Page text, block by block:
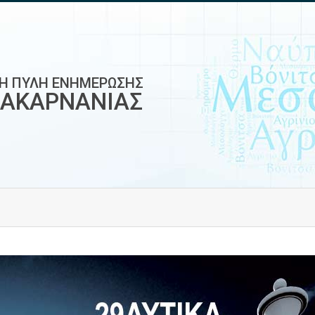
ΠΥΛΗ ΕΝΗΜΕΡΩΣΗΣ